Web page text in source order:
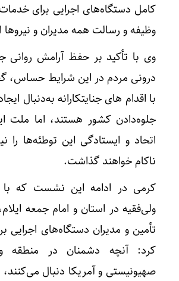
کامل دستگاه‌های اجرایی برای
وظیفه و رسالت همه مدیران و
وی با تأکید بر حفظ آرامش روانی
درونی مردم در این شرایط حساس،
با اقدام های جنایتکارانه به‌دنبال
جلوه‌دادن کشور هستند، اما ملت
اتحاد و ایستادگی این توطئه‌ها را
ناکام خواهند گذاشت.
کرمی در ادامه این نشست که با
ولی‌فقیه در استان و امام جمعه
تأمین و مدیران دستگاه‌های اجرایی
کرد: آنچه دشمنان در منطقه و
صهیونیستی و آمریکا دنبال